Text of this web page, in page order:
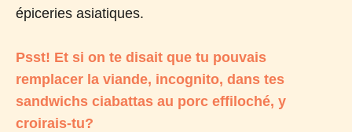
épiceries asiatiques.
Psst! Et si on te disait que tu pouvais
remplacer la viande, incognito, dans tes
sandwichs ciabattas au porc effiloché, y
croirais-tu?